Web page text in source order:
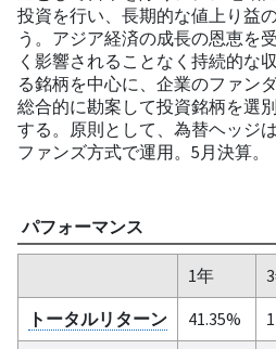
投資を行い、長期的な値上り益
う。アジア経済の成長の恩恵を
く影響されることなく持続的な
る銘柄を中心に、企業のファン
総合的に勘案して投資銘柄を選
する。原則として、為替ヘッジ
ファンズ方式で運用。5月決算。
パフォーマンス
1年
トータルリターン
41.35%